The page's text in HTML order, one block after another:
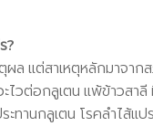
?
ล แต่สาเหตุหลักมาจาก
ไวต่อกลูเตน แพ้ข้าวสา
ทานกลูเตน โรคลำไส้แป